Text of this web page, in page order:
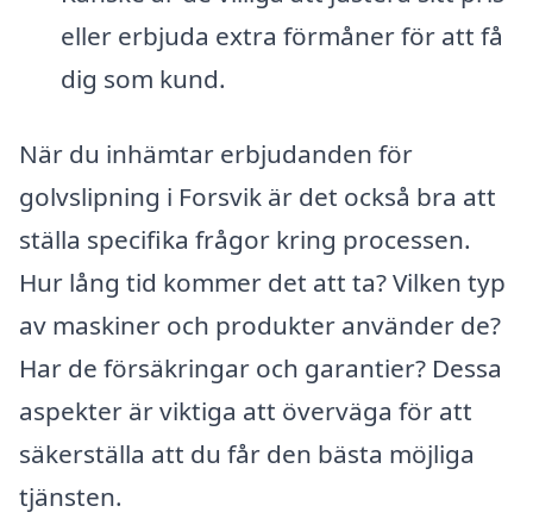
eller erbjuda extra förmåner för att få
dig som kund.
När du inhämtar erbjudanden för
golvslipning i Forsvik är det också bra att
ställa specifika frågor kring processen.
Hur lång tid kommer det att ta? Vilken typ
av maskiner och produkter använder de?
Har de försäkringar och garantier? Dessa
aspekter är viktiga att överväga för att
säkerställa att du får den bästa möjliga
tjänsten.